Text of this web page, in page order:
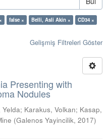
false × Belli, Asli Akin ×
CD34 ×
Gelişmiş Filtreleri Göster
Presenting with
Nodules
Yelda; Karakus, Volkan; Kasap,
(Galenos Yayincilik, 2017)